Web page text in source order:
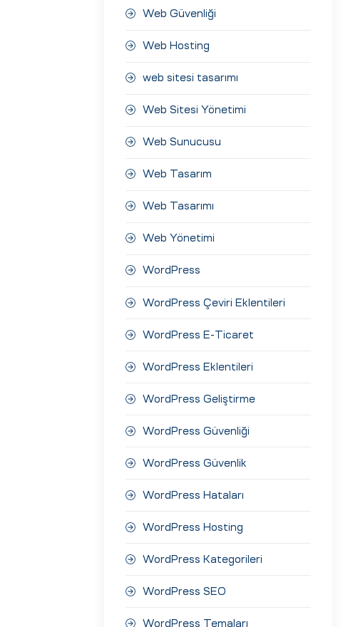
Web Güvenliği
Web Hosting
web sitesi tasarımı
Web Sitesi Yönetimi
Web Sunucusu
Web Tasarım
Web Tasarımı
Web Yönetimi
WordPress
WordPress Çeviri Eklentileri
WordPress E-Ticaret
WordPress Eklentileri
WordPress Geliştirme
WordPress Güvenliği
WordPress Güvenlik
WordPress Hataları
WordPress Hosting
WordPress Kategorileri
WordPress SEO
WordPress Temaları